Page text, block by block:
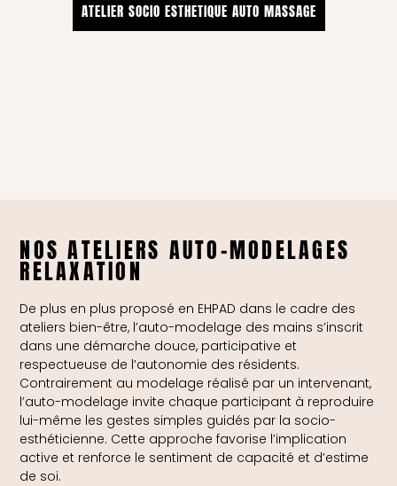
ATELIER SOCIO ESTHETIQUE AUTO MASSAGE
NOS ATELIERS AUTO-MODELAGES
RELAXATION
De plus en plus proposé en EHPAD dans le cadre des
ateliers bien-être, l’auto-modelage des mains s’inscrit
dans une démarche douce, participative et
respectueuse de l’autonomie des résidents.
Contrairement au modelage réalisé par un intervenant,
l’auto-modelage invite chaque participant à reproduire
lui-même les gestes simples guidés par la socio-
esthéticienne. Cette approche favorise l’implication
active et renforce le sentiment de capacité et d’estime
de soi.